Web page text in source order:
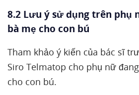
8.2 Lưu ý sử dụng trên phụ
bà mẹ cho con bú
Tham khảo ý kiến của bác sĩ
Siro Telmatop cho phụ nữ
cho con bú.